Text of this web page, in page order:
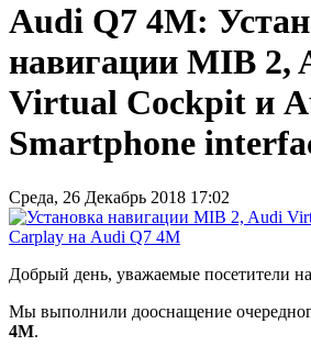
Audi Q7 4M:
навигации MIB 2,
Virtual Cockpit и
Smartphone
Среда, 26 Декабрь 2018 17:02
Добрый день, уважаемые посетители
Мы выполнили дооснащение
4M.